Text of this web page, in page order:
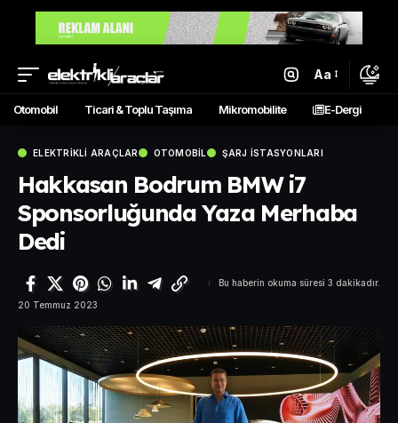
Aa
Otomobil Ticari & Toplu Taşıma Mikromobilite E-Dergi
ELEKTRIKLI ARAÇLAR OTOMOBIL ŞARJ İSTASYONLARI
Hakkasan Bodrum BMW i7
Sponsorluğunda Yaza Merhaba
Dedi
20 Temmuz 2023
Bu haberin okuma süresi 3 dakikadır.